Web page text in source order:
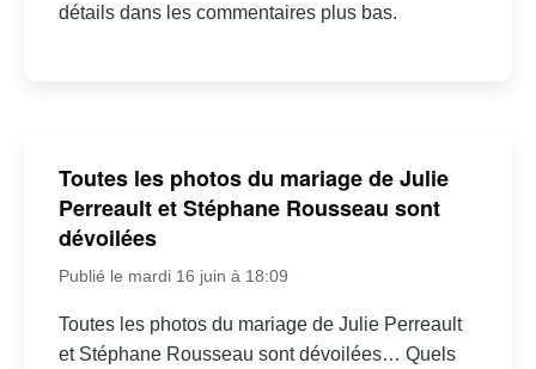
détails dans les commentaires plus bas.
Toutes les photos du mariage de Julie
Perreault et Stéphane Rousseau sont
dévoilées
Publié le mardi 16 juin à 18:09
Toutes les photos du mariage de Julie Perreault
et Stéphane Rousseau sont dévoilées… Quels